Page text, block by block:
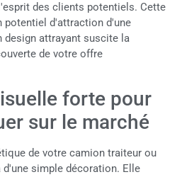
des clients potentiels. Cette
potentiel d'attraction d'une
design attrayant suscite la
de votre offre
forte pour
sur le marché
de votre camion traiteur ou
simple décoration. Elle